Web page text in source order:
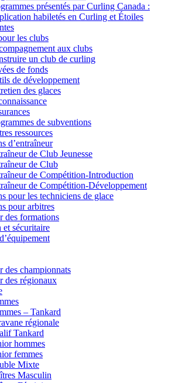
présentés par Curling Canada :
habiletés en Curling et Étoiles
les clubs
aux clubs
un club de curling
de fonds
de développement
des glaces
de subventions
ressources
d’entraîneur
de Club Jeunesse
de Club
de Compétition-Introduction
de Compétition-Développement
pour les techniciens de glace
pour arbitres
des formations
et sécuritaire
des championnats
des régionaux
– Tankard
régionale
Tankard
hommes
femmes
Mixte
Masculin